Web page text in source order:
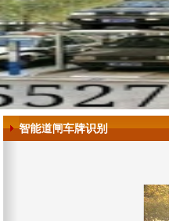
智能道闸车牌识别